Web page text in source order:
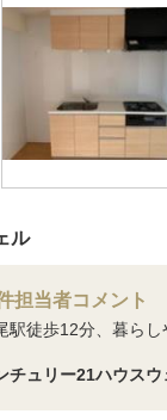
ル
担当者コメント
駅徒歩12分、暮ら
チュリー21ハウス